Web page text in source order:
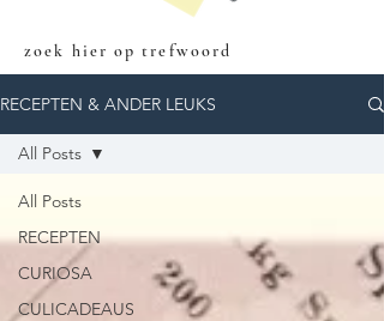
zoek hier op trefwoord
RECEPTEN & ANDER LEUKS
All Posts
RECEPTEN
CURIOSA
CULICADEAUS
All Posts